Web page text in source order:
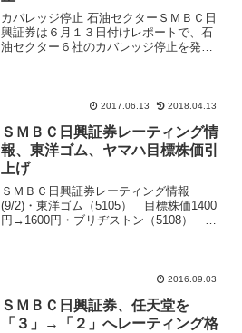
カバレッジ停止 石油セクターＳＭＢＣ日
興証券は６月１３日付けレポートで、石
油セクター６社のカバレッジ停止を発
Ｇホールディングスの投資...
2017.06.13 2018.04.13
ＳＭＢＣ日興証券レーティング情
報、東洋ゴム、ヤマハ目標株価引
上げ
ＳＭＢＣ日興証券レーティング情報
(9/2)・東洋ゴム（5105） 目標株価1400
円→1600円・ブリヂストン（5108） 目
2016.09.03
ＳＭＢＣ日興証券、任天堂を
「３」→「２」へレーティング格